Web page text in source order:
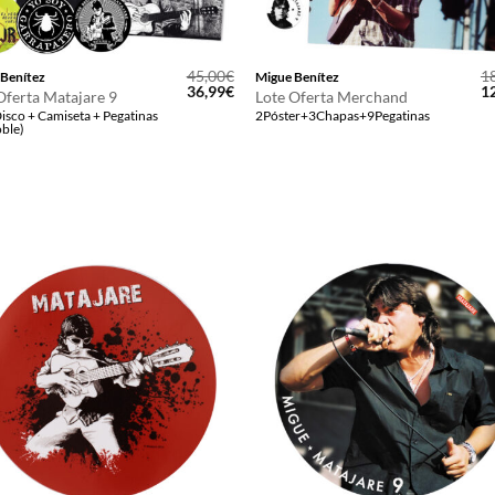
Matajare 9
+ Camiseta + Pegatinas
45,00€
El
36,99€El
precio
actual
Migue Benítez
Lote Oferta Merchand
2Póster+3Chapas+9Pegatinas
El